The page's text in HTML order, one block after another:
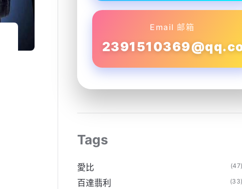
Email 邮箱
Tags
愛比
百達翡利